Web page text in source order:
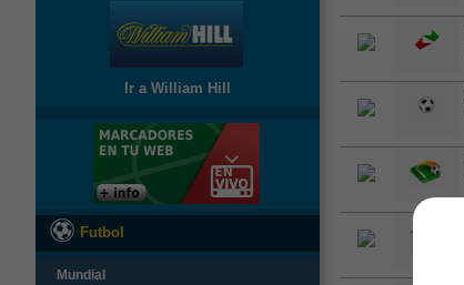
Ir a William Hill
Futbol
Mundial